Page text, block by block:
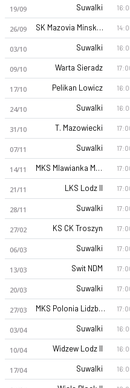
Wigry Suwalki 26-27
19/09 Suwalki
26/09 SK Mazovia Minsk Mazowiecki
03/10 Suwalki
09/10 Warta Sieradz
17/10 Pelikan Lowicz
24/10 Suwalki
31/10 T. Mazowiecki
07/11 Suwalki
14/11 MKS Mlawianka Mlawa
21/11 LKS Lodz II
28/11 Suwalki
27/02 KS CK Troszyn
06/03 Suwalki
13/03 Swit NDM
20/03 Suwalki
27/03 MKS Polonia Lidzbark Warminski
03/04 Suwalki
10/04 Widzew Lodz II
17/04 Suwalki